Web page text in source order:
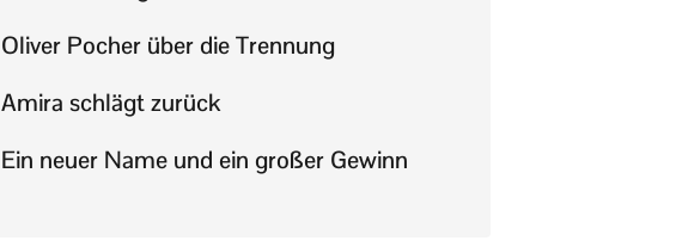
Oliver Pocher über die Trennung
Amira schlägt zurück
Ein neuer Name und ein großer Gewinn